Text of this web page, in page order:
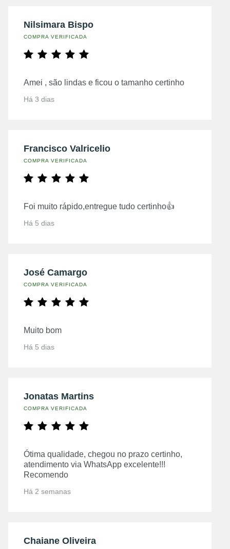
Nilsimara Bispo
COMPRA VERIFICADA
Amei , são lindas e ficou o tamanho certinho
Há 3 dias
Francisco Valricelio
COMPRA VERIFICADA
Foi muito rápido,entregue tudo certinho👍
Há 5 dias
José Camargo
COMPRA VERIFICADA
Muito bom
Há 5 dias
Jonatas Martins
COMPRA VERIFICADA
Ótima qualidade, chegou no prazo certinho,
atendimento via WhatsApp excelente!!!
Recomendo
Há 2 semanas
Chaiane Oliveira